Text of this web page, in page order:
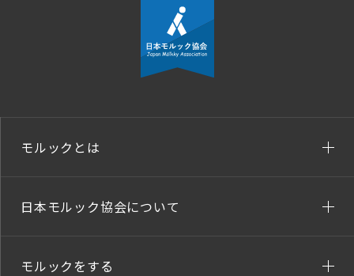
モルックとは
日本モルック協会について
モルックをする